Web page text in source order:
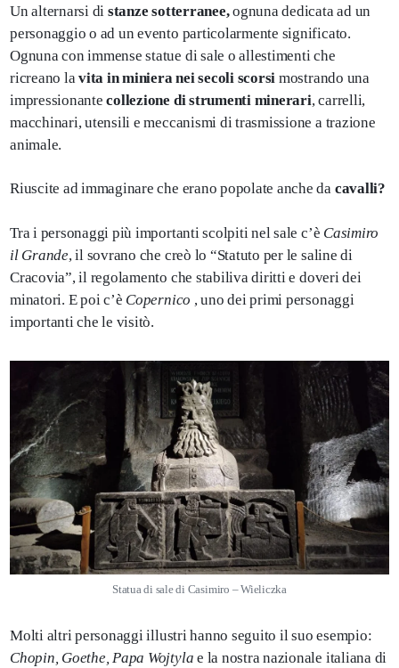
Un alternarsi di stanze sotterranee,ognuna dedicata ad un
personaggio o ad un evento particolarmente significato.
Ognuna con immense statue di sale o allestimenti che
ricreano lavita in miniera nei secoli scorsi mostrando una
impressionantecollezione di strumenti minerari, carrelli,
macchinari, utensili e meccanismi di trasmissione a trazione
animale.
Riuscite ad immaginare che erano popolate anche da cavalli?
Tra i personaggi più importanti scolpiti nel sale c’è Casimiro
il Grande, il sovrano che creò lo “Statuto per le saline di
Cracovia”, il regolamento che stabiliva diritti e doveri dei
minatori. E poi c’è Copernico , uno dei primi personaggi
importanti che le visitò.
Statua di sale di Casimiro – Wieliczka
Molti altri personaggi illustri hanno seguito il suo esempio:
Chopin, Goethe, Papa Wojtyla e la nostra nazionale italiana di